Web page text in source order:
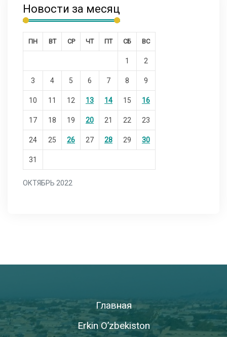
Новости за месяц
ОКТЯБРЬ 2022
ПН ВТ СР ЧТ ПТ СБ ВС
1 2
3 4 5 6 7 8 9
10 11 12 13 14 15 16
17 18 19 20 21 22 23
24 25 26 27 28 29 30
31
Главная
Erkin O’zbekiston